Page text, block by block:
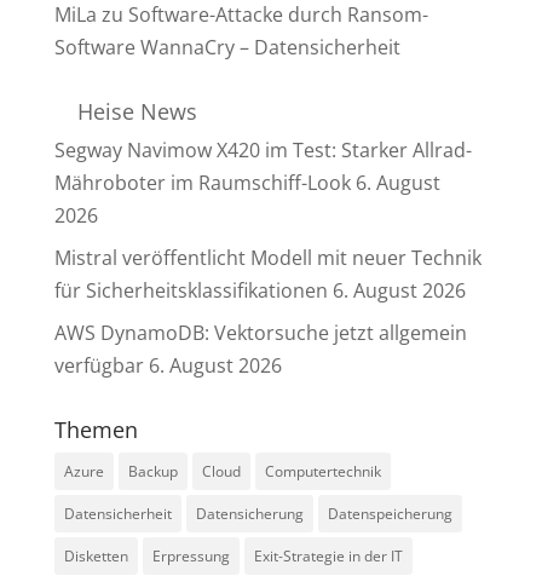
MiLa zu Software-Attacke durch Ransom-
Software WannaCry – Datensicherheit
Heise News
Segway Navimow X420 im Test: Starker Allrad-
Mähroboter im Raumschiff-Look 6. August
2026
Mistral veröffentlicht Modell mit neuer Technik
für Sicherheitsklassifikationen 6. August 2026
AWS DynamoDB: Vektorsuche jetzt allgemein
verfügbar 6. August 2026
Themen
Azure Backup Cloud Computertechnik
Datensicherheit Datensicherung Datenspeicherung
Disketten Erpressung Exit-Strategie in der IT